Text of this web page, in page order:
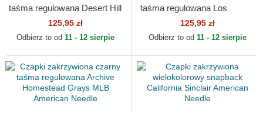
taśma regulowana Desert Hill
Motel Ballpark American
Needle
125,95 zł
Odbierz to od 11 - 12 sierpie
taśma regulowana Los
Angeles Speedway Ballpark
American Needle
125,95 zł
Odbierz to od 11 - 12 sierpie